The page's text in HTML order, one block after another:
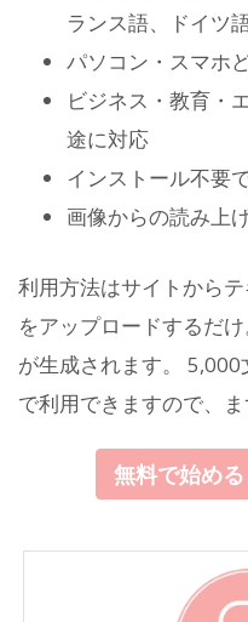
ランス語、ドイツ
パソコン・スマホ
ビジネス・教育・
途に対応
インストール不要
画像からの読み上
利用方法はサイトから
をアップロードするだ
が生成されます。
で利用できますので、
無料で始め